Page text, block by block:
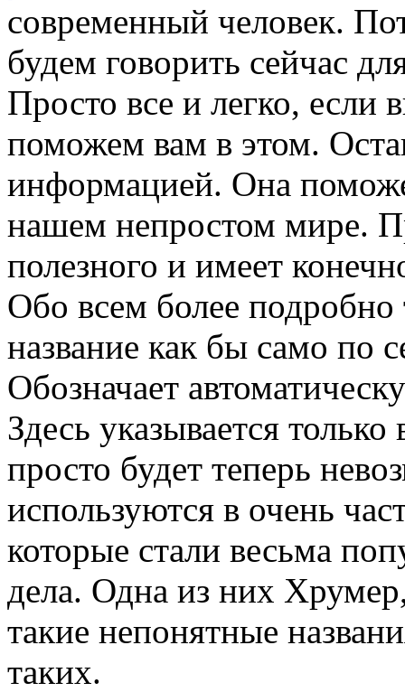
современный человек.
будем говорить сейчас
Просто все и легко, если
поможем вам в этом.
информацией. Она
нашем непростом мире.
полезного и имеет
Обо всем более подробно
название как бы само по
Обозначает
Здесь указывается
просто будет теперь
используются в очень
которые стали весьма
дела. Одна из них
такие непонятные
таких.